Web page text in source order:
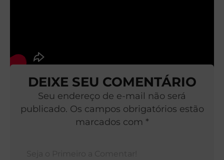
DEIXE SEU COMENTÁRIO
Seu endereço de e-mail não será
publicado. Os campos obrigatórios estão
marcados com *